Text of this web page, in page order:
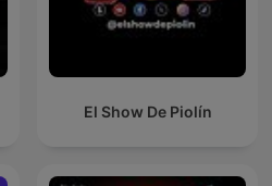
El Show De Piolín